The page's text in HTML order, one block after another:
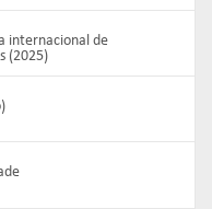
internacional de
(2025)